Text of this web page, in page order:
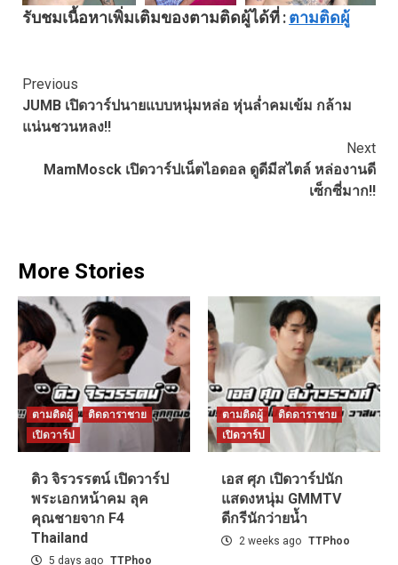
รับชมเนื้อหาเพิ่มเติมของตามติดผู้ได้ที่ :ตามติดผู้
Continue
Reading
Previous
JUMB เปิดวาร์ปนายแบบหนุ่มหล่อ หุ่นล่ำคมเข้ม กล้าม
แน่นชวนหลง!!
Next
MamMosck เปิดวาร์ปเน็ตไอดอล ดูดีมีสไตล์ หล่องานดี
เซ็กซี่มาก!!
More Stories
ตามติดผู้
ติดดาราชาย
เปิดวาร์ป
ดิว จิรวรรตน์ เปิดวาร์ป
พระเอกหน้าคม ลุค
คุณชายจาก F4
Thailand
5 days ago TTPhoo
ตามติดผู้
ติดดาราชาย
เปิดวาร์ป
เอส ศุภ เปิดวาร์ปนัก
แสดงหนุ่ม GMMTV
ดีกรีนักว่ายน้ำ
2 weeks ago TTPhoo